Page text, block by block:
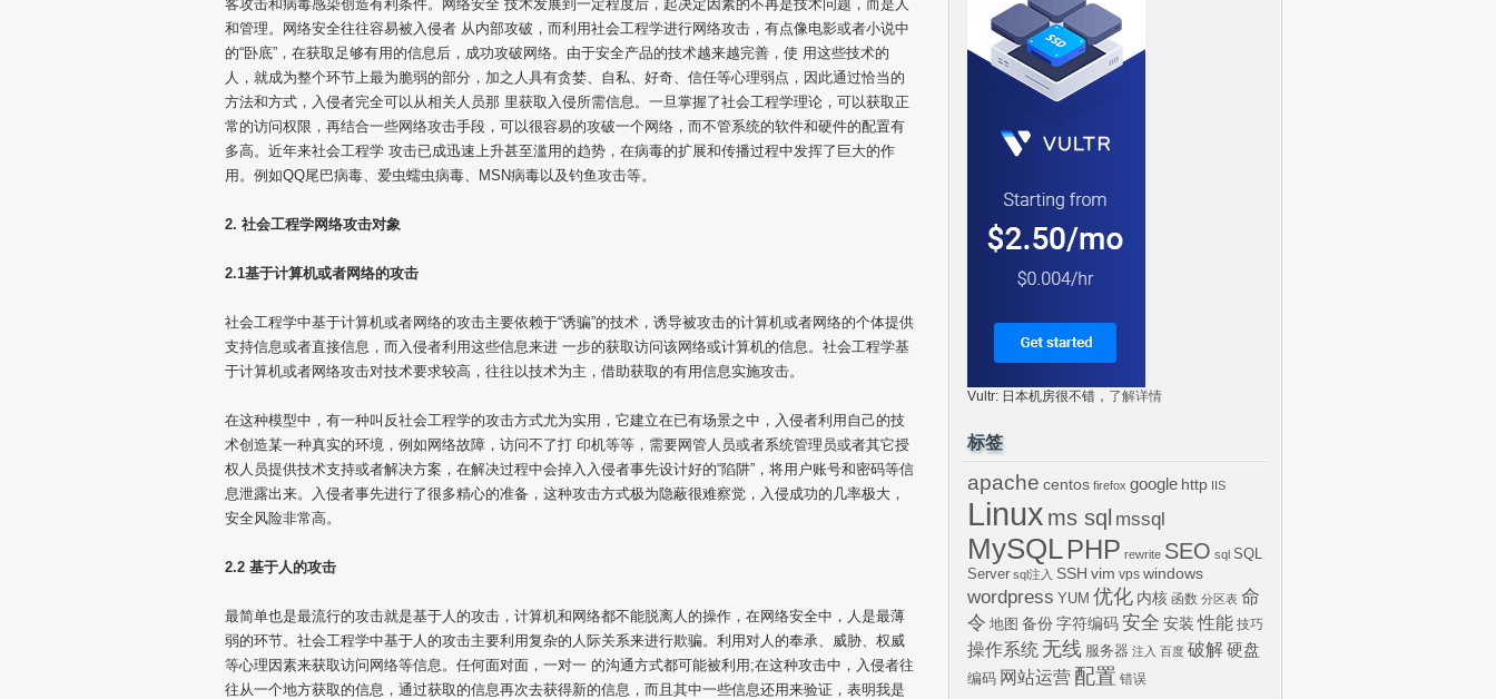
客攻击和病毒感染创造有利条件。网络安全 技术发展到一定程度后，起决定因素的不再是技术问题，而是人
和管理。网络安全往往容易被入侵者 从内部攻破，而利用社会工程学进行网络攻击，有点像电影或者小说中
的“卧底”，在获取足够有用的信息后，成功攻破网络。由于安全产品的技术越来越完善，使 用这些技术的
人，就成为整个环节上最为脆弱的部分，加之人具有贪婪、自私、好奇、信任等心理弱点，因此通过恰当的
方法和方式，入侵者完全可以从相关人员那 里获取入侵所需信息。一旦掌握了社会工程学理论，可以获取正
常的访问权限，再结合一些网络攻击手段，可以很容易的攻破一个网络，而不管系统的软件和硬件的配置有
多高。近年来社会工程学 攻击已成迅速上升甚至滥用的趋势，在病毒的扩展和传播过程中发挥了巨大的作
用。例如QQ尾巴病毒、爱虫蠕虫病毒、MSN病毒以及钓鱼攻击等。
2. 社会工程学网络攻击对象
2.1基于计算机或者网络的攻击
社会工程学中基于计算机或者网络的攻击主要依赖于“诱骗”的技术，诱导被攻击的计算机或者网络的个体提供
支持信息或者直接信息，而入侵者利用这些信息来进 一步的获取访问该网络或计算机的信息。社会工程学基
于计算机或者网络攻击对技术要求较高，往往以技术为主，借助获取的有用信息实施攻击。
在这种模型中，有一种叫反社会工程学的攻击方式尤为实用，它建立在已有场景之中，入侵者利用自己的技
术创造某一种真实的环境，例如网络故障，访问不了打 印机等等，需要网管人员或者系统管理员或者其它授
权人员提供技术支持或者解决方案，在解决过程中会掉入入侵者事先设计好的“陷阱”，将用户账号和密码等信
息泄露出来。入侵者事先进行了很多精心的准备，这种攻击方式极为隐蔽很难察觉，入侵成功的几率极大，
安全风险非常高。
2.2 基于人的攻击
最简单也是最流行的攻击就是基于人的攻击，计算机和网络都不能脱离人的操作，在网络安全中，人是最薄
弱的环节。社会工程学中基于人的攻击主要利用复杂的人际关系来进行欺骗。利用对人的奉承、威胁、权威
等心理因素来获取访问网络等信息。任何面对面，一对一 的沟通方式都可能被利用;在这种攻击中，入侵者往
往从一个地方获取的信息，通过获取的信息再次去获得新的信息，而且其中一些信息还用来验证，表明我是
Vultr: 日本机房很不错， 了解详情
标签
apache centos firefox google http IIS
Linux ms sql mssql
MySQLPHP rewrite SEO sql SQL
Server sql注入 SSH vim vps windows
wordpress YUM 优化 内核 函数 分区表 命
令 地图 备份 字符编码 安全 安装 性能 技巧
操作系统 无线 服务器 注入 百度 破解硬盘
编码 网站运营 配置 错误